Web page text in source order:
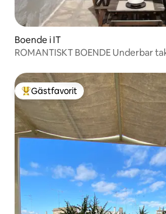
Boende i IT
ROMANTISKT BOENDE Underbar
Populär gästfavorit
Gästfavorit